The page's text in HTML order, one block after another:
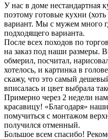
У нас в доме нестандартная
поэтому готовые кухни
вариант. Мы с мужем много
подходящего варианта.
После всех походов по
на заказ под наши размеры.
обмерил, посчитал,
хотелось, и картинка в
скажу, что это самый
вписалась и цвет выбрала
Примерно через 2 недели
красавицу! «Благодаря»
помучиться с монтажом
получился отменный.
Большое всем спасибо!